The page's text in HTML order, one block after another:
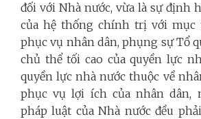
đối với Nhà nước, vừa là sự định
của hệ thống chính trị với mục
phục vụ nhân dân, phụng sự Tổ
chủ thể tối cao của quyền lực
quyền lực nhà nước thuộc về
phục vụ lợi ích của nhân dân,
pháp luật của Nhà nước đều